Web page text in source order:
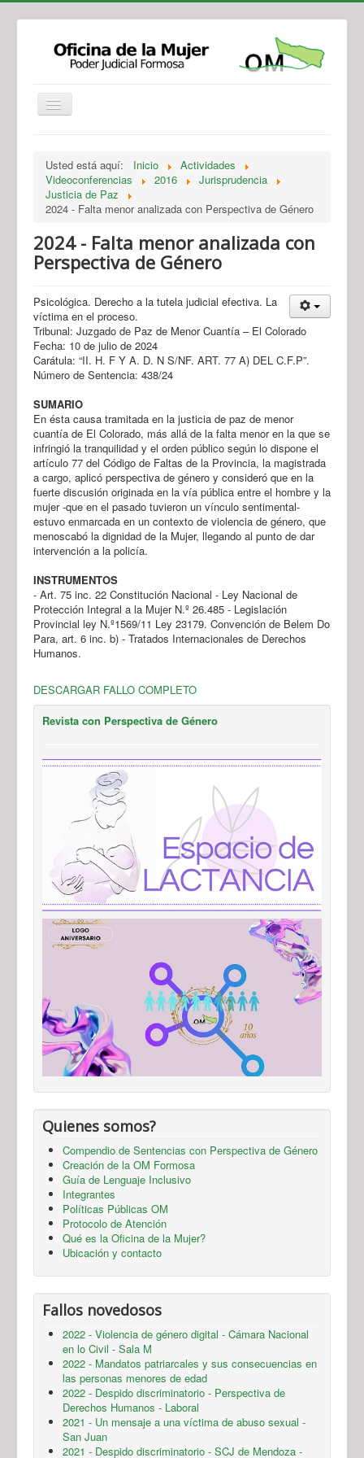
Legislación
Novedades
Recursos y Servicios de Atención
Usted está aquí: Inicio
Actividades
Videoconferencias
2016
Jurisprudencia
Justicia de Paz
2024 - Falta menor analizada con Perspectiva de Género
2024 - Falta menor analizada con
Perspectiva de Género
Psicológica. Derecho a la tutela judicial efectiva. La
víctima en el proceso.
Tribunal: Juzgado de Paz de Menor Cuantía – El Colorado
Fecha: 10 de julio de 2024
Carátula: “II. H. F Y A. D. N S/NF. ART. 77 A) DEL C.F.P”.
Número de Sentencia: 438/24
SUMARIO
En ésta causa tramitada en la justicia de paz de menor
cuantía de El Colorado, más allá de la falta menor en la que se
infringió la tranquilidad y el orden público según lo dispone el
artículo 77 del Código de Faltas de la Provincia, la magistrada
a cargo, aplicó perspectiva de género y consideró que en la
fuerte discusión originada en la vía pública entre el hombre y la
mujer -que en el pasado tuvieron un vínculo sentimental-
estuvo enmarcada en un contexto de violencia de género, que
menoscabó la dignidad de la Mujer, llegando al punto de dar
intervención a la policía.
INSTRUMENTOS
- Art. 75 inc. 22 Constitución Nacional - Ley Nacional de
Protección Integral a la Mujer N.º 26.485 - Legislación
Provincial ley N.º1569/11 Ley 23179. Convención de Belem Do
Para, art. 6 inc. b) - Tratados Internacionales de Derechos
Humanos.
DESCARGAR FALLO COMPLETO
Revista con Perspectiva de Género
Quienes somos?
Compendio de Sentencias con Perspectiva de Género
Creación de la OM Formosa
Guía de Lenguaje Inclusivo
Integrantes
Políticas Públicas OM
Protocolo de Atención
Qué es la Oficina de la Mujer?
Ubicación y contacto
Fallos novedosos
2022 - Violencia de género digital - Cámara Nacional
en lo Civil - Sala M
2022 - Mandatos patriarcales y sus consecuencias en
las personas menores de edad
2022 - Despido discriminatorio - Perspectiva de
Derechos Humanos - Laboral
2021 - Un mensaje a una víctima de abuso sexual -
San Juan
2021 - Despido discriminatorio - SCJ de Mendoza -